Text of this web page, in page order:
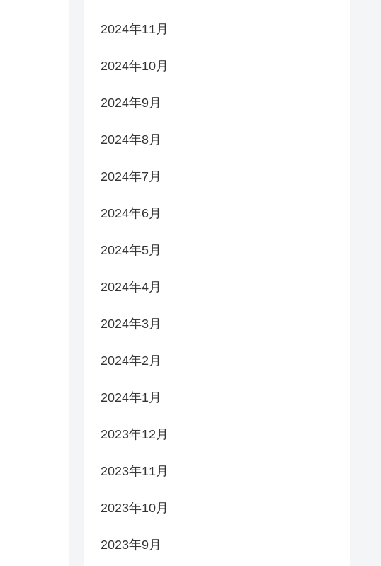
2024年11月
2024年10月
2024年9月
2024年8月
2024年7月
2024年6月
2024年5月
2024年4月
2024年3月
2024年2月
2024年1月
2023年12月
2023年11月
2023年10月
2023年9月